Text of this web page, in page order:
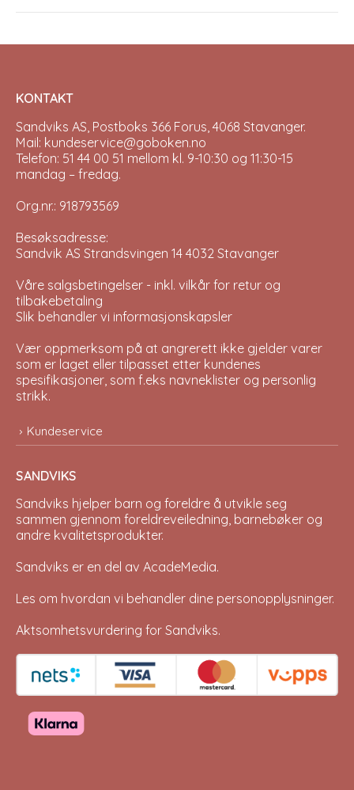
KONTAKT
Sandviks AS, Postboks 366 Forus, 4068 Stavanger.
Mail: kundeservice@goboken.no
Telefon: 51 44 00 51 mellom kl. 9-10:30 og 11:30-15
mandag – fredag.
Org.nr.: 918793569
Besøksadresse:
Sandvik AS Strandsvingen 14 4032 Stavanger
Våre salgsbetingelser - inkl. vilkår for retur og
tilbakebetaling
Slik behandler vi informasjonskapsler
Vær oppmerksom på at angrerett ikke gjelder varer
som er laget eller tilpasset etter kundenes
spesifikasjoner, som f.eks navneklister og personlig
strikk.
Kundeservice
SANDVIKS
Sandviks hjelper barn og foreldre å utvikle seg
sammen gjennom foreldreveiledning, barnebøker og
andre kvalitetsprodukter.
Sandviks er en del av AcadeMedia.
Les om hvordan vi behandler dine personopplysninger.
Aktsomhetsvurdering for Sandviks.